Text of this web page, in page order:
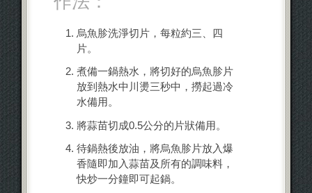
烏魚胗洗淨切片，每粒約三、四
片。
煮備一鍋熱水，將切好的烏魚胗片
放到熱水中川燙三秒中，撈起過冷
水備用。
將蒜苗切成0.5公分的片狀備用。
待鍋熱後放油，將烏魚胗片放入爆
香隨即加入蒜苗及所有的調味料，
快炒一分鐘即可起鍋。